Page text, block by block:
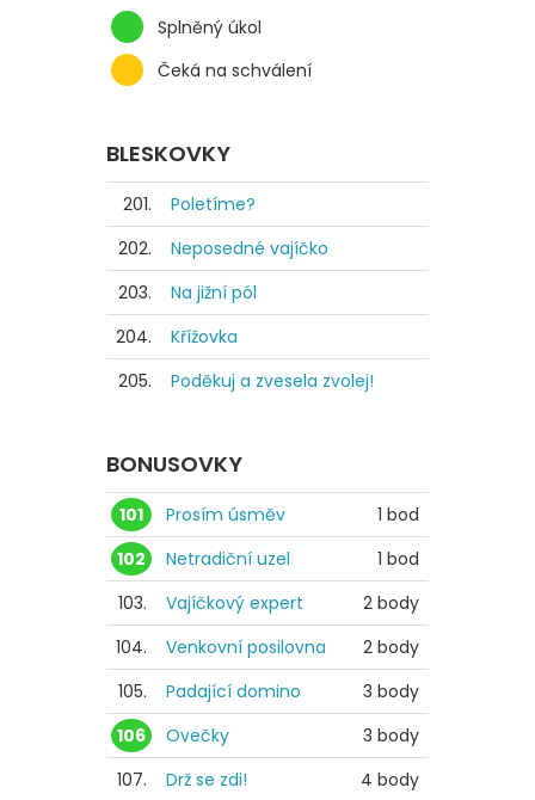
Splněný úkol
Čeká na schválení
BLESKOVKY
201.
Poletíme?
202.
Neposedné vajíčko
203.
Na jižní pól
204.
Křížovka
205.
Poděkuj a zvesela zvolej!
BONUSOVKY
101 Prosím úsměv
1 bod
102
Netradiční uzel
1 bod
103.
Vajíčkový expert
2 body
104.
Venkovní posilovna
2 body
105.
Padající domino
3 body
106
Ovečky
3 body
107.
Drž se zdi!
4 body